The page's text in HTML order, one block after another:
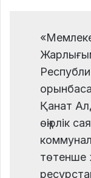
Қанат
өңірлік
төтенше